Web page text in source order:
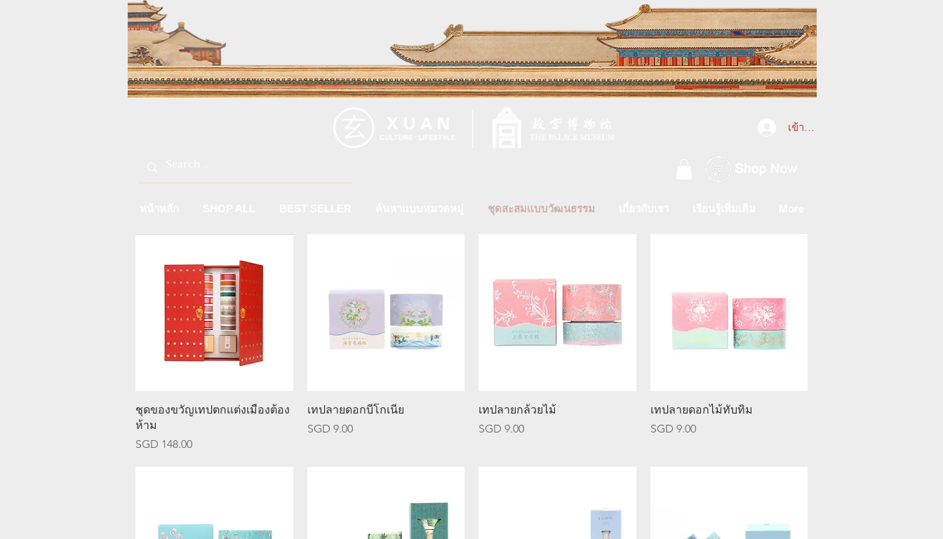
เข้าสู่ระบบ
ชุดสะสมแบบวัฒนธรรม
ดูข้อมูลด่วน
ชุดของขวัญเทปตกแต่งเมืองต้อง
ห้าม
ราคา
SGD 148.00
ดูข้อมูลด่วน
เทปลายดอกบีโกเนีย
ราคา
SGD 9.00
ดูข้อมูลด่วน
เทปลายกล้วยไม้
ราคา
SGD 9.00
ดูข้อมูลด่วน
เทปลายดอกไม้ทับทิม
ราคา
SGD 9.00